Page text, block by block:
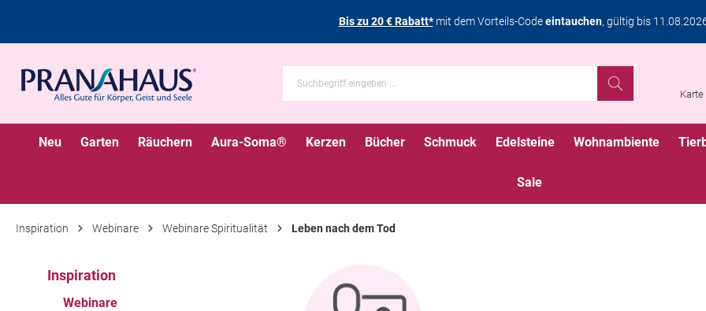
Bis zu 20 € Rabatt*mit dem Vorteils-Codeeintauchen, gültig bis
Neu Garten Räuchern Aura-Soma® Kerzen Bücher Schmuck Edelsteine Wohnambiente
Sale
Inspiration Webinare Webinare Spiritualität Leben nach dem Tod
Inspiration
Webinare